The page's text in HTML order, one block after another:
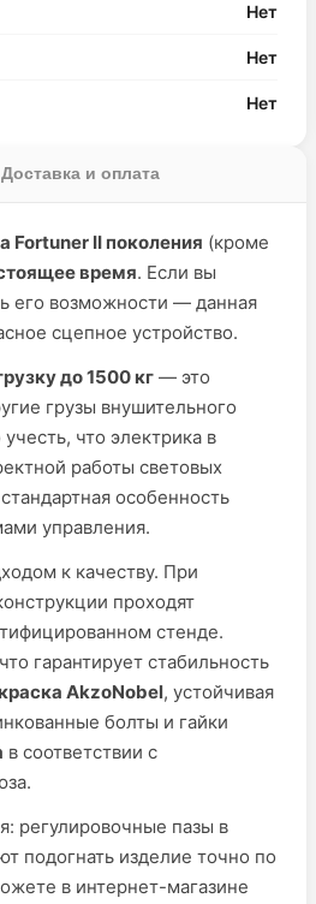
Нет
Нет
Нет
Доставка и оплата
Fortuner II поколения (кроме
время. Если вы
его возможности — данная
сцепное устройство.
до 1500 кг — это
грузы внушительного
что электрика в
работы световых
особенность
управления.
к качеству. При
проходят
стенде.
гарантирует стабильность
AkzoNobel, устойчивая
болты и гайки
в соответствии с
регулировочные пазы в
подогнать изделие точно по
в интернет-магазине